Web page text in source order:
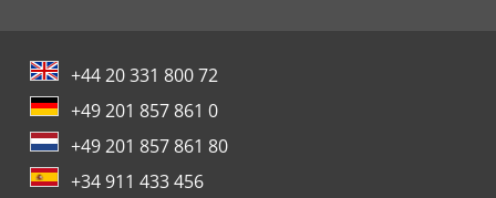
+44 20 331 800 72
+49 201 857 861 0
+49 201 857 861 80
+34 911 433 456